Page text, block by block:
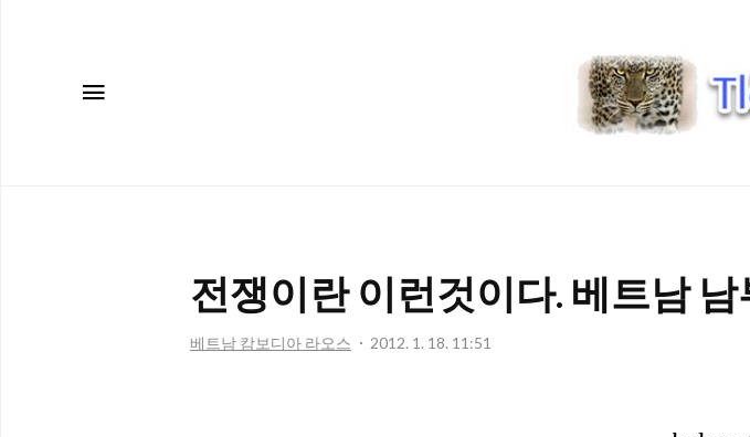
트
전쟁이란 이런것이다. 베트남 남
베트남 캄보디아 라오스 2012. 1. 18. 11:51